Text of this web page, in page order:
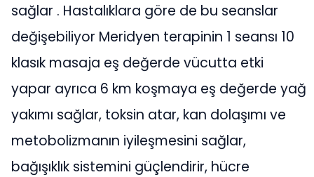
sağlar . Hastalıklara göre de bu seanslar
değişebiliyor Meridyen terapinin 1 seansı 10
klasık masaja eş değerde vücutta etki
yapar ayrıca 6 km koşmaya eş değerde yağ
yakımı sağlar, toksin atar, kan dolaşımı ve
metobolizmanın iyileşmesini sağlar,
bağışıklık sistemini güçlendirir, hücre